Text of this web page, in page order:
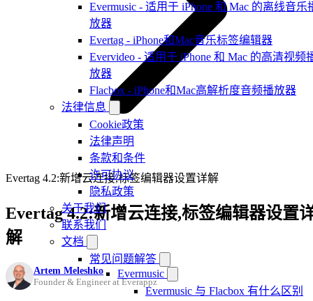
Evermusic - 适用于 iPhone 和 Mac 的离线音乐
放器
Evertag - iPhone和Mac音乐标签编辑器
Evervideo - 适用于 iPhone 和 Mac 的高清视频
放器
Flacbox - iPhone和Mac高解析度音频播放器
法律信息
Cookie政策
法律声明
条款和条件
许可协议
隐私政策
关于我们
联系我们
文档
常见问题解答
Evermusic
Evermusic 与 Flacbox 有什么区别
Evertag 4.2:新增云连接,标签编辑器设置详解
Evertag 4.2:新增云连接,标签编辑器设置
解
Artem Meleshko
Founder & Engineer at Everappz